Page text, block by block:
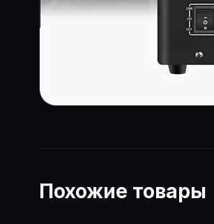
Похожие товары